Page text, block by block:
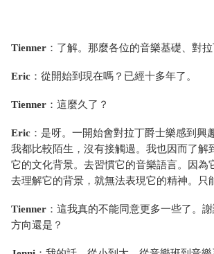
Tienner ：了解。那麼各位的音樂基礎、對
Eric ：從開始到現在嗎？已經十多年了。
Tienner ：這麼久了？
Eric ：是呀。一開始會對拉丁爵士樂感到
我都比較陌生，沒有接觸過。我也因而了
它的文化背景。去習慣它的音樂語言。因
去理解它的背景，就無法表現它的精神。只
Tienner ：這我真的不能同意更多一些了。
方向還是？